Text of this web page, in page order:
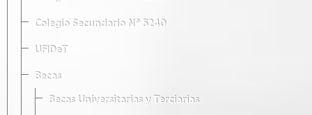
Colegio Secundario Nº 5240
UFIDeT
Becas
Becas Universitarias y Terciarias